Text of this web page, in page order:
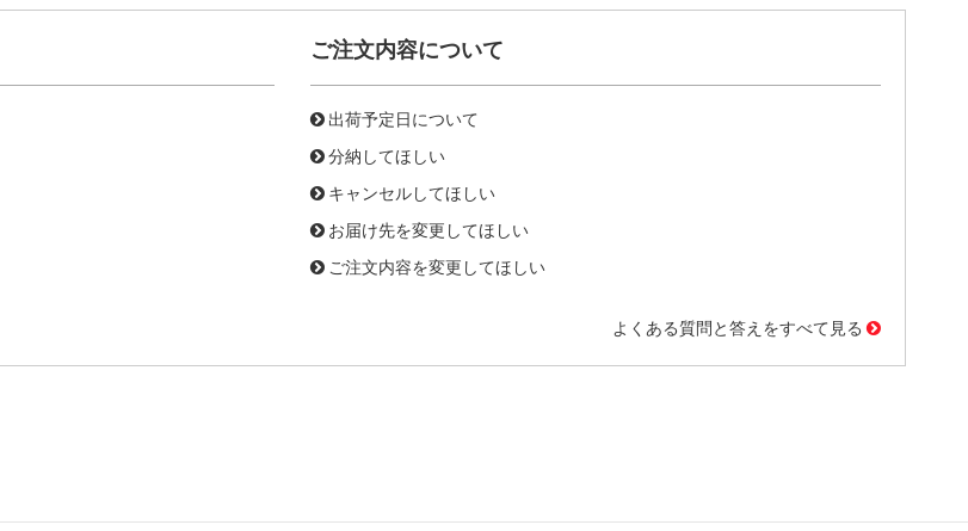
ご注文内容について
出荷予定日について
分納してほしい
キャンセルしてほしい
お届け先を変更してほしい
ご注文内容を変更してほしい
よくある質問と答えをすべて見る